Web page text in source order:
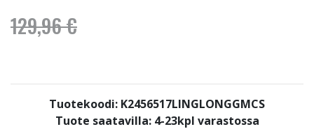
129,96 €
Tuotekoodi: K2456517LINGLONGGMCS
Tuote saatavilla: 4-23kpl varastossa